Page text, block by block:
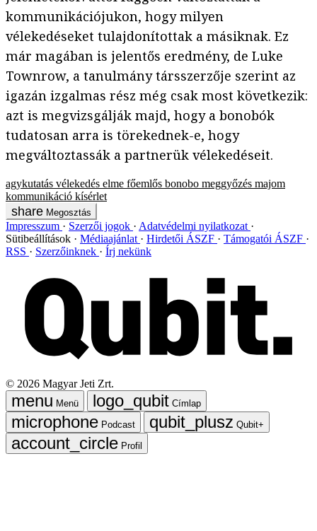
kommunikációjukon, hogy milyen
vélekedéseket tulajdonítottak a másiknak. Ez
már magában is jelentős eredmény, de Luke
Townrow, a tanulmány társszerzője szerint az
igazán izgalmas rész még csak most következik:
azt is megvizsgálják majd, hogy a bonobók
tudatosan arra is törekednek-e, hogy
megváltoztassák a partnerük vélekedéseit.
agykutatás vélekedés elme főemlős bonobo meggyőzés majom
kommunikáció kísérlet
Megosztás
Impresszum Szerzői jogok
Adatvédelmi nyilatkozat
Sütibeállítások
Médiaajánlat Hirdetői ÁSZF
Támogatói ÁSZF
RSS
Szerzőinknek Írj nekünk
© 2026 Magyar Jeti Zrt.
Menü
Címlap
Podcast
Qubit+
Profil